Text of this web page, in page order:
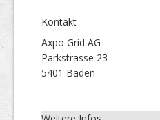
Kontakt
Axpo Grid AG
Parkstrasse 23
5401 Baden